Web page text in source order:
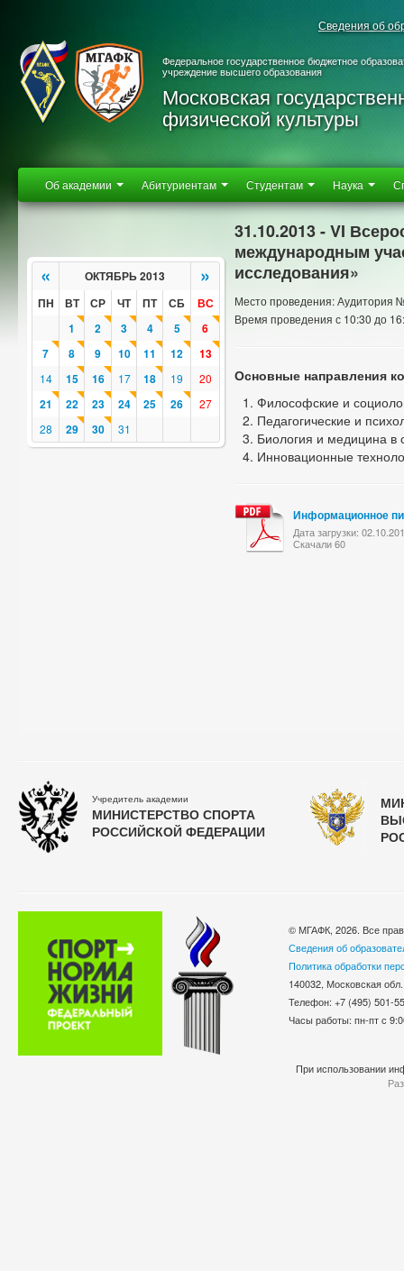
Сведения об
Федеральное государственное бюджетное
учреждение высшего образования
Московская
физической культуры
Об академии Абитуриентам Студентам Наука
« ОКТЯБРЬ 2013 »
ПН ВТ СР ЧТ ПТ СБ
ВС
1
2 3 4 5
6
7
8 9 10 11 12 13
14 15 16 17 18 19 20
21 22 23 24 25 26
27
28
29 30 31
31.10.2013 - VI
международным
исследования»
Место проведения: Аудитория
Время проведения с 10:30 до
Основные направления
Философские и
Педагогические и
Биология и медицина в
Инновационные
Информационное
Дата загрузки:
Скачали 60
Учредитель академии
МИНИСТЕРСТВО СПОРТА
РОССИЙСКОЙ ФЕДЕРАЦИИ
© МГАФК, 2026. Все
Сведения об
Политика обработки
140032, Московская
Телефон: +7 (495)
Часы работы: пн-пт с
При использовании